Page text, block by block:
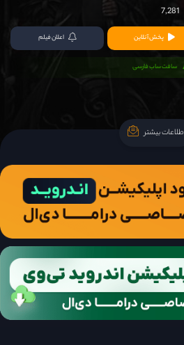
7,281
پخش آنلاین اعلان فیلم
سافت ساب فارسی
بیشتر